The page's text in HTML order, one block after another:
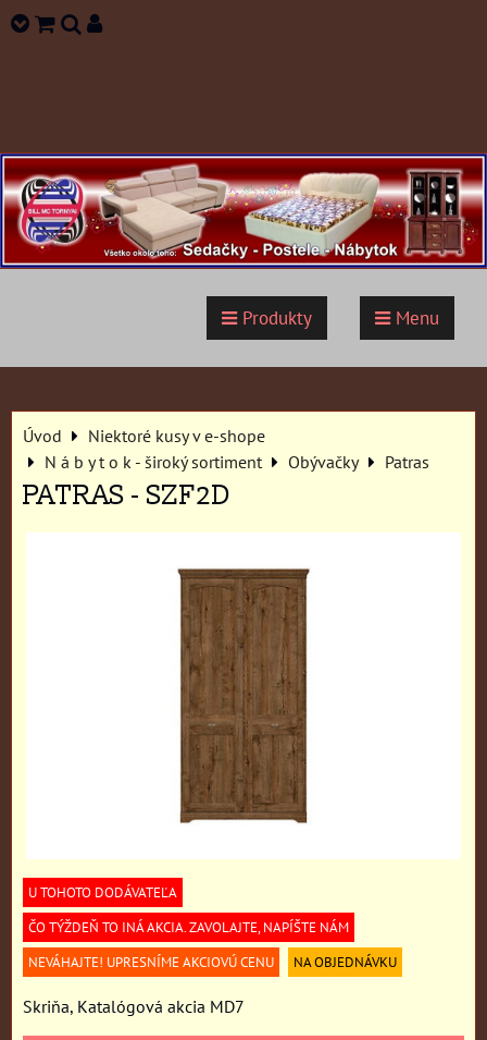
Produkty Menu
Úvod
Niektoré kusy v e-shope
N á b y t o k - široký sortiment
Obývačky Patras
PATRAS - SZF2D
U TOHOTO DODÁVATEĽA
ČO TÝŽDEŇ TO INÁ AKCIA. ZAVOLAJTE, NAPÍŠTE NÁM
NEVÁHAJTE! UPRESNÍME AKCIOVÚ CENU
NA OBJEDNÁVKU
Skriňa, Katalógová akcia MD7